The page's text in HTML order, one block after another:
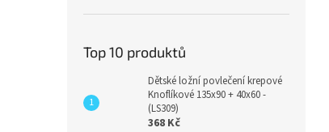
Top 10 produktů
Dětské ložní povlečení krepové
Knoflíkové 135x90 + 40x60 -
(LS309)
368 Kč